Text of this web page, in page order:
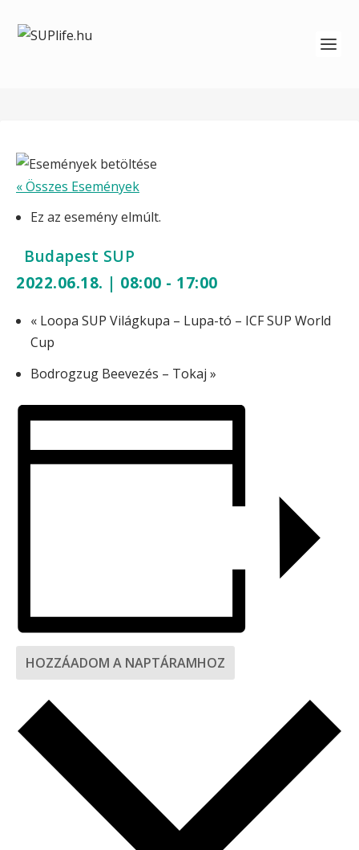
« Összes Események
Ez az esemény elmúlt.
Budapest SUP
2022.06.18. | 08:00 - 17:00
« Loopa SUP Világkupa – Lupa-tó – ICF SUP World
Cup
Bodrogzug Beevezés – Tokaj»
HOZZÁADOM A NAPTÁRAMHOZ